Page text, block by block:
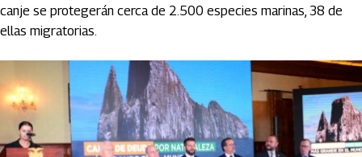
canje se protegerán cerca de 2.500 especies marinas, 38 de
ellas migratorias.